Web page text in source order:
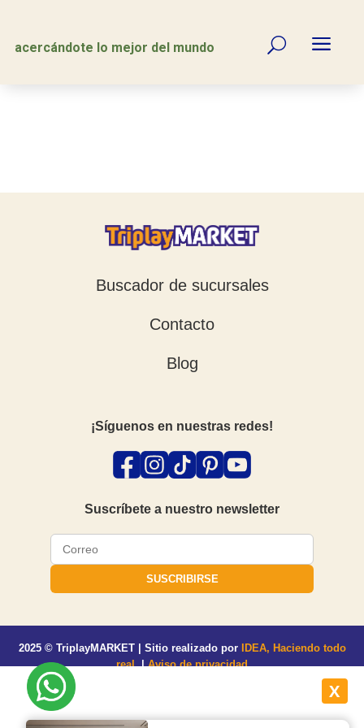
acercándote lo mejor del mundo U a
Buscador de sucursales
Contacto
Blog
¡Síguenos en nuestras redes!
Suscríbete a nuestro newsletter
SUSCRIBIRSE
2025 © TriplayMARKET | Sitio realizado por
IDEA, Haciendo todo
real.|Aviso de privacidad
X